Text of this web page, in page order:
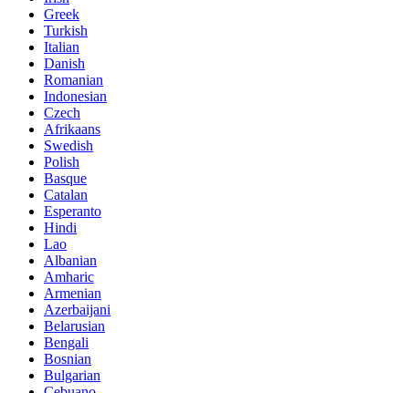
Greek
Turkish
Italian
Danish
Romanian
Indonesian
Czech
Afrikaans
Swedish
Polish
Basque
Catalan
Esperanto
Hindi
Lao
Albanian
Amharic
Armenian
Azerbaijani
Belarusian
Bengali
Bosnian
Bulgarian